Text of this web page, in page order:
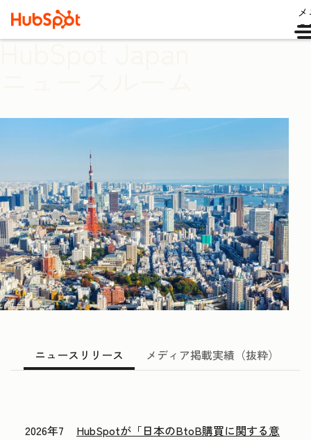
HubSpot Japan
ニュースリリース メディア掲載実績（抜粋）
2026年7
HubSpotが「日本のBtoB購買に関する意